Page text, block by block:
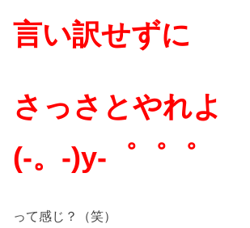
言い訳せずに
さっさとやれよ
(-。-)y-゜゜゜
って感じ？（笑）